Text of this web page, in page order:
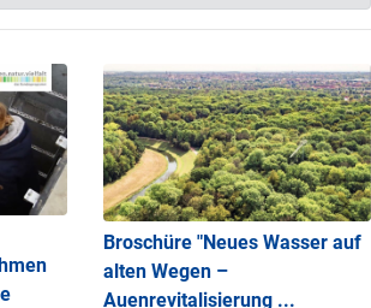
Broschüre "Neues Wasser auf
alten Wegen –
Auenrevitalisierung ...